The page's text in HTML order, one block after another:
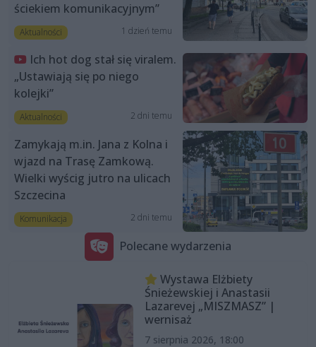
ściekiem komunikacyjnym”
Aktualności 1 dzień temu
Ich hot dog stał się viralem.
„Ustawiają się po niego
kolejki”
Aktualności 2 dni temu
Zamykają m.in. Jana z Kolna i
wjazd na Trasę Zamkową.
Wielki wyścig jutro na ulicach
Szczecina
Komunikacja 2 dni temu
Polecane wydarzenia
Wystawa Elżbiety
Śnieżewskiej i Anastasii
Lazarevej „MISZMASZ” |
wernisaż
7 sierpnia 2026, 18:00